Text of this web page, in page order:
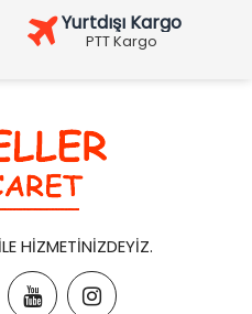
Yurtdışı Kargo
PTT Kargo
HİZMETİNİZDEYİZ.